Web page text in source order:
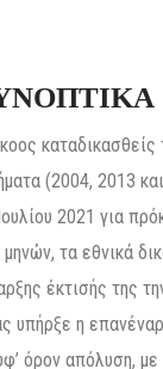
καταδικασθείς
(2004, 2013
2021 για
τα εθνικά
έκτισής της
υπήρξε η
όρον απόλυση,